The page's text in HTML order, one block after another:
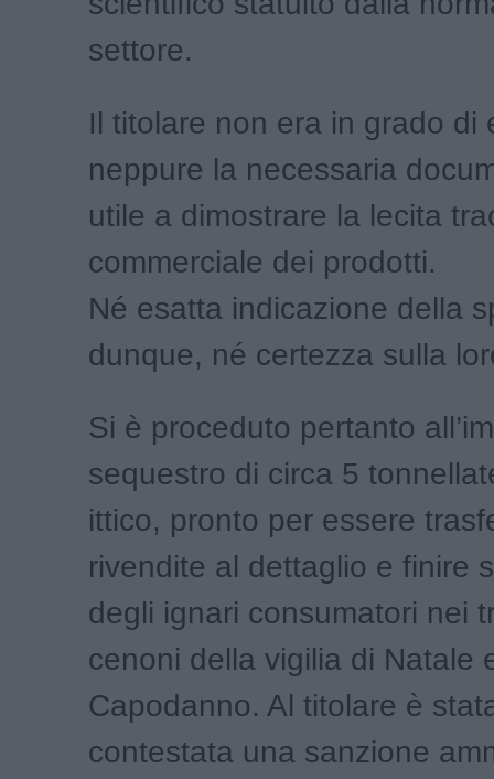
settore.
Il titolare non era in grado di
neppure la necessaria
utile a dimostrare la lecita
commerciale dei prodotti.
Né esatta indicazione della
dunque, né certezza sulla
Si è proceduto pertanto
sequestro di circa 5
ittico, pronto per essere
rivendite al dettaglio e finire
degli ignari consumatori nei
cenoni della vigilia di Natale
Capodanno. Al titolare è
contestata una sanzione